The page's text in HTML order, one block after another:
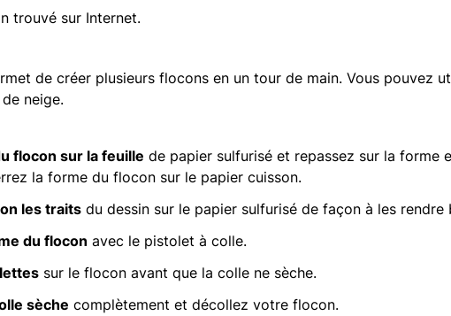
trouvé sur Internet.
de créer plusieurs flocons en un tour de main. Vous pouvez
neige.
flocon sur la feuille de papier sulfurisé et repassez sur la forme
la forme du flocon sur le papier cuisson.
les traitsdu dessin sur le papier sulfurisé de façon à les rendre
du flocon avec le pistolet à colle.
sur le flocon avant que la colle ne sèche.
sèche complètement et décollez votre flocon.